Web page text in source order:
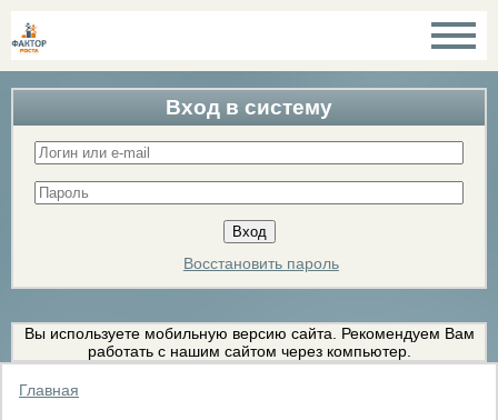
Вход в систему
Восстановить пароль
Вы используете мобильную версию сайта. Рекомендуем Вам
работать с нашим сайтом через компьютер.
Главная